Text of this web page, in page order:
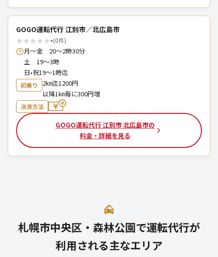
GOGO運転代行 江別市／北広島市
★★★★★-(0件)
月～金 20～2時30分
土 19～3時
日•祝19～1時迄
初乗り
2㎞迄1200円
以降1㎞毎に300円増
決済方法
GOGO運転代行 江別市 北広島市の
料金・詳細を見る
札幌市中央区・森林公園で運転代行が
利用される主なエリア